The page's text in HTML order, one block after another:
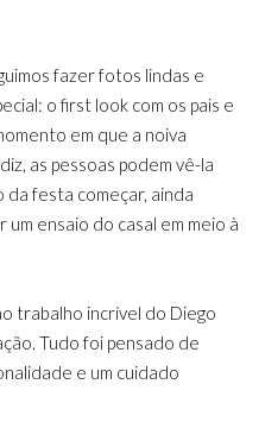
fazer fotos lindas e
o first look com os pais e
em que a noiva
as pessoas podem vê-la
da festa começar, ainda
ensaio do casal em meio à
trabalho incrível do Diego
Tudo foi pensado de
e um cuidado